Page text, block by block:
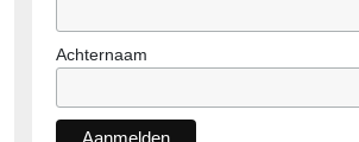
Achternaam